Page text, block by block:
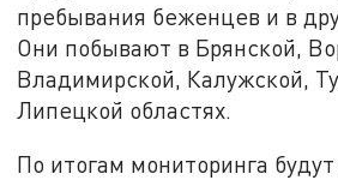
пребывания беженцев и в
Они побывают в Брянской,
Владимирской, Калужской,
Липецкой областях.
По итогам мониторинга